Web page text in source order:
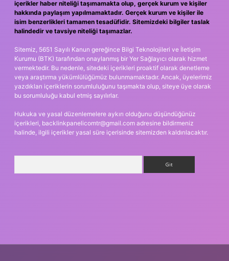
içerikler haber niteliği taşımamakta olup, gerçek kurum ve kişiler
hakkında paylaşım yapılmamaktadır. Gerçek kurum ve kişiler ile
isim benzerlikleri tamamen tesadüfidir. Sitemizdeki bilgiler taslak
halindedir ve tavsiye niteliği taşımazlar.
Sitemiz, 5651 Sayılı Kanun gereğince Bilgi Teknolojileri ve İletişim
Kurumu (BTK) tarafından onaylanmış bir Yer Sağlayıcı olarak hizmet
vermektedir. Bu nedenle, sitedeki içerikleri proaktif olarak denetleme
veya araştırma yükümlülüğümüz bulunmamaktadır. Ancak, üyelerimiz
yazdıkları içeriklerin sorumluluğunu taşımakta olup, siteye üye olarak
bu sorumluluğu kabul etmiş sayılırlar.
Hukuka ve yasal düzenlemelere aykırı olduğunu düşündüğünüz
içerikleri, backlinkpanelicomtr@gmail.com adresine bildirmeniz
halinde, ilgili içerikler yasal süre içerisinde sitemizden kaldırılacaktır.